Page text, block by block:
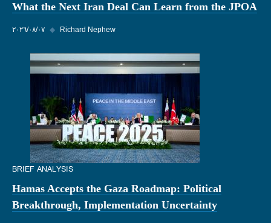
What the Next Iran Deal Can Learn from the JPOA
٠٧‏/٠٨‏/٢٠٢٦ ◆ Richard Nephew
BRIEF ANALYSIS
Hamas Accepts the Gaza Roadmap: Political
Breakthrough, Implementation Uncertainty